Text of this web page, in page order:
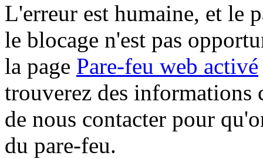
L'erreur est humaine, et le
le blocage n'est pas
la page Pare-feu web activé
trouverez des informations
de nous contacter pour
du pare-feu.